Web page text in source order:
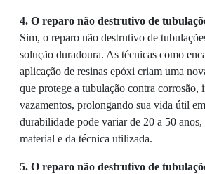
4. O reparo não destrutivo de
Sim, o reparo não destrutivo de
solução duradoura. As técnicas como
aplicação de resinas epóxi criam uma
que protege a tubulação contra corrosão,
vazamentos, prolongando sua vida útil
durabilidade pode variar de 20 a 50
material e da técnica utilizada.
5. O reparo não destrutivo de